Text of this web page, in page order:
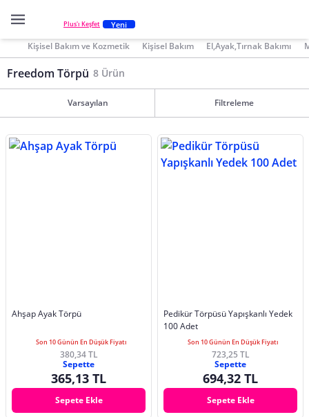
Plus'ı Keşfet Yeni
Kişisel Bakım ve Kozmetik Kişisel Bakım El,Ayak,Tırnak Bakımı
Freedom Törpü 8 Ürün
Varsayılan Filtreleme
Ahşap Ayak Törpü
Son 10 Günün En Düşük Fiyatı
380,34 TL
Sepette
365,13 TL
Sepete Ekle
Pedikür Törpüsü Yapışkanlı Yedek
100 Adet
Son 10 Günün En Düşük Fiyatı
723,25 TL
Sepette
694,32 TL
Sepete Ekle